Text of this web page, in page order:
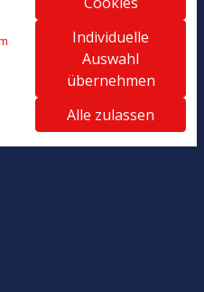
Individuelle
Auswahl
übernehmen
Alle zulassen